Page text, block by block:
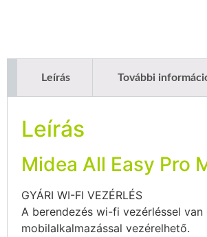
Leírás További
Leírás
Midea All Easy Pro
GYÁRI WI-FI VEZÉRLÉS
A berendezés wi-fi vezérléssel
mobilalkalmazással vezérelhető.